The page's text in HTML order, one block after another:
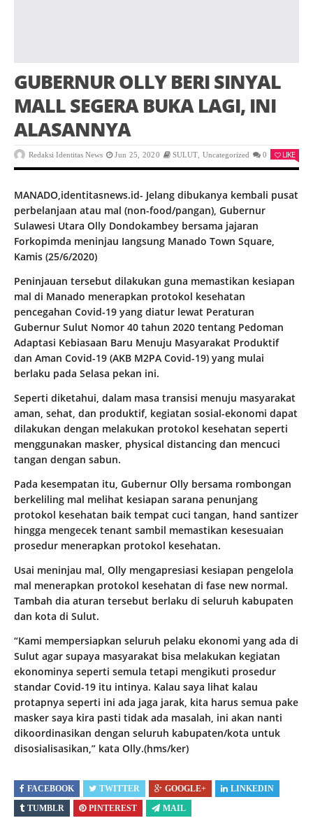
GUBERNUR OLLY BERI SINYAL
MALL SEGERA BUKA LAGI, INI
ALASANNYA
Redaksi Identitas News Jun 25, 2020 SULUT Uncategorized 0 LIKE
MANADO,identitasnews.id- Jelang dibukanya kembali pusat
perbelanjaan atau mal (non-food/pangan), Gubernur
Sulawesi Utara Olly Dondokambey bersama jajaran
Forkopimda meninjau Iangsung Manado Town Square,
Kamis (25/6/2020)
Peninjauan tersebut dilakukan guna memastikan kesiapan
mal di Manado menerapkan protokol kesehatan
pencegahan Covid-19 yang diatur lewat Peraturan
Gubernur Sulut Nomor 40 tahun 2020 tentang Pedoman
Adaptasi Kebiasaan Baru Menuju Masyarakat Produktif
dan Aman Covid-19 (AKB M2PA Covid-19) yang mulai
berlaku pada Selasa pekan ini.
Seperti diketahui, dalam masa transisi menuju masyarakat
aman, sehat, dan produktif, kegiatan sosial-ekonomi dapat
dilakukan dengan melakukan protokol kesehatan seperti
menggunakan masker, physical distancing dan mencuci
tangan dengan sabun.
Pada kesempatan itu, Gubernur Olly bersama rombongan
berkeliling mal melihat kesiapan sarana penunjang
protokol kesehatan baik tempat cuci tangan, hand santizer
hingga mengecek tenant sambil memastikan kesesuaian
prosedur menerapkan protokol kesehatan.
Usai meninjau mal, Olly mengapresiasi kesiapan pengelola
mal menerapkan protokol kesehatan di fase new normal.
Tambah dia aturan tersebut berlaku di seluruh kabupaten
dan kota di Sulut.
“Kami mempersiapkan seluruh pelaku ekonomi yang ada di
Sulut agar supaya masyarakat bisa melakukan kegiatan
ekonominya seperti semula tetapi mengikuti prosedur
standar Covid-19 itu intinya. Kalau saya lihat kalau
protapnya seperti ini ada jaga jarak, kita harus semua pake
masker saya kira pasti tidak ada masalah, ini akan nanti
dikoordinasikan dengan seluruh kabupaten/kota untuk
disosialisasikan,” kata Olly.(hms/ker)
FACEBOOK TWITTER GOOGLE+
LINKEDIN
TUMBLR
PINTEREST MAIL